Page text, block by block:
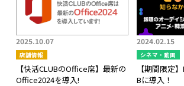
2025.10.07
店舗情報
【快活CLUBのOffice席】最新の
Office2024を導入!
2024.02.15
シネマ・動画
【期間限定
Bに導入！